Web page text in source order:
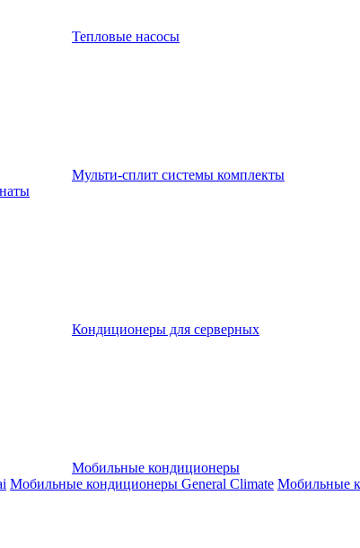
Тепловые насосы
Мульти-сплит системы комплекты
Кондиционеры для серверных
Мобильные кондиционеры
Мобильные кондиционеры General Climate Мобильные